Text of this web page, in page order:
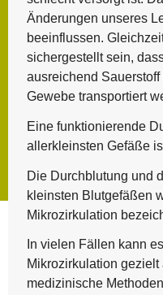
Änderungen unseres
beeinflussen.
sichergestellt sein,
ausreichend
Gewebe transportiert
Eine funktionierende
allerkleinsten Gefäße
Die Durchblutung und
kleinsten Blutgefäßen
Mikrozirkulation
In vielen Fällen kann
Mikrozirkulation
medizinische